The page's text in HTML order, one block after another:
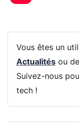
Vous êtes un
Actualitésou de
Suivez-nous
tech !